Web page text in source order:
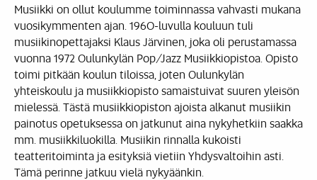
Musiikki on ollut koulumme toiminnassa vahvasti mukana
vuosikymmenten ajan. 1960-luvulla kouluun tuli
musiikinopettajaksi Klaus Järvinen, joka oli perustamassa
vuonna 1972 Oulunkylän Pop/Jazz Musiikkiopistoa. Opisto
toimi pitkään koulun tiloissa, joten Oulunkylän
yhteiskoulu ja musiikkiopisto samaistuivat suuren yleisön
mielessä. Tästä musiikkiopiston ajoista alkanut musiikin
painotus opetuksessa on jatkunut aina nykyhetkiin saakka
mm. musiikkiluokilla. Musiikin rinnalla kukoisti
teatteritoiminta ja esityksiä vietiin Yhdysvaltoihin asti.
Tämä perinne jatkuu vielä nykyäänkin.